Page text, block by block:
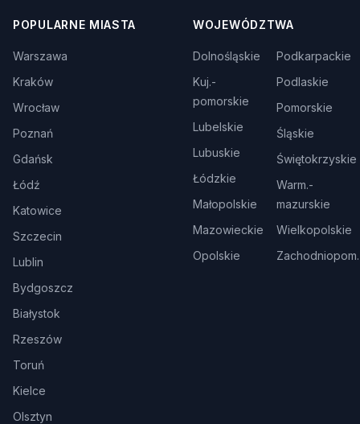
POPULARNE MIASTA
Warszawa
Kraków
Wrocław
Poznań
Gdańsk
Łódź
Katowice
Szczecin
Lublin
Bydgoszcz
Białystok
Rzeszów
Toruń
Kielce
Olsztyn
WOJEWÓDZTWA
Dolnośląskie
Kuj.-
pomorskie
Lubelskie
Lubuskie
Łódzkie
Małopolskie
Mazowieckie
Opolskie
Podkarpackie
Podlaskie
Pomorskie
Śląskie
Świętokrzyskie
Warm.-
mazurskie
Wielkopolskie
Zachodniopom.